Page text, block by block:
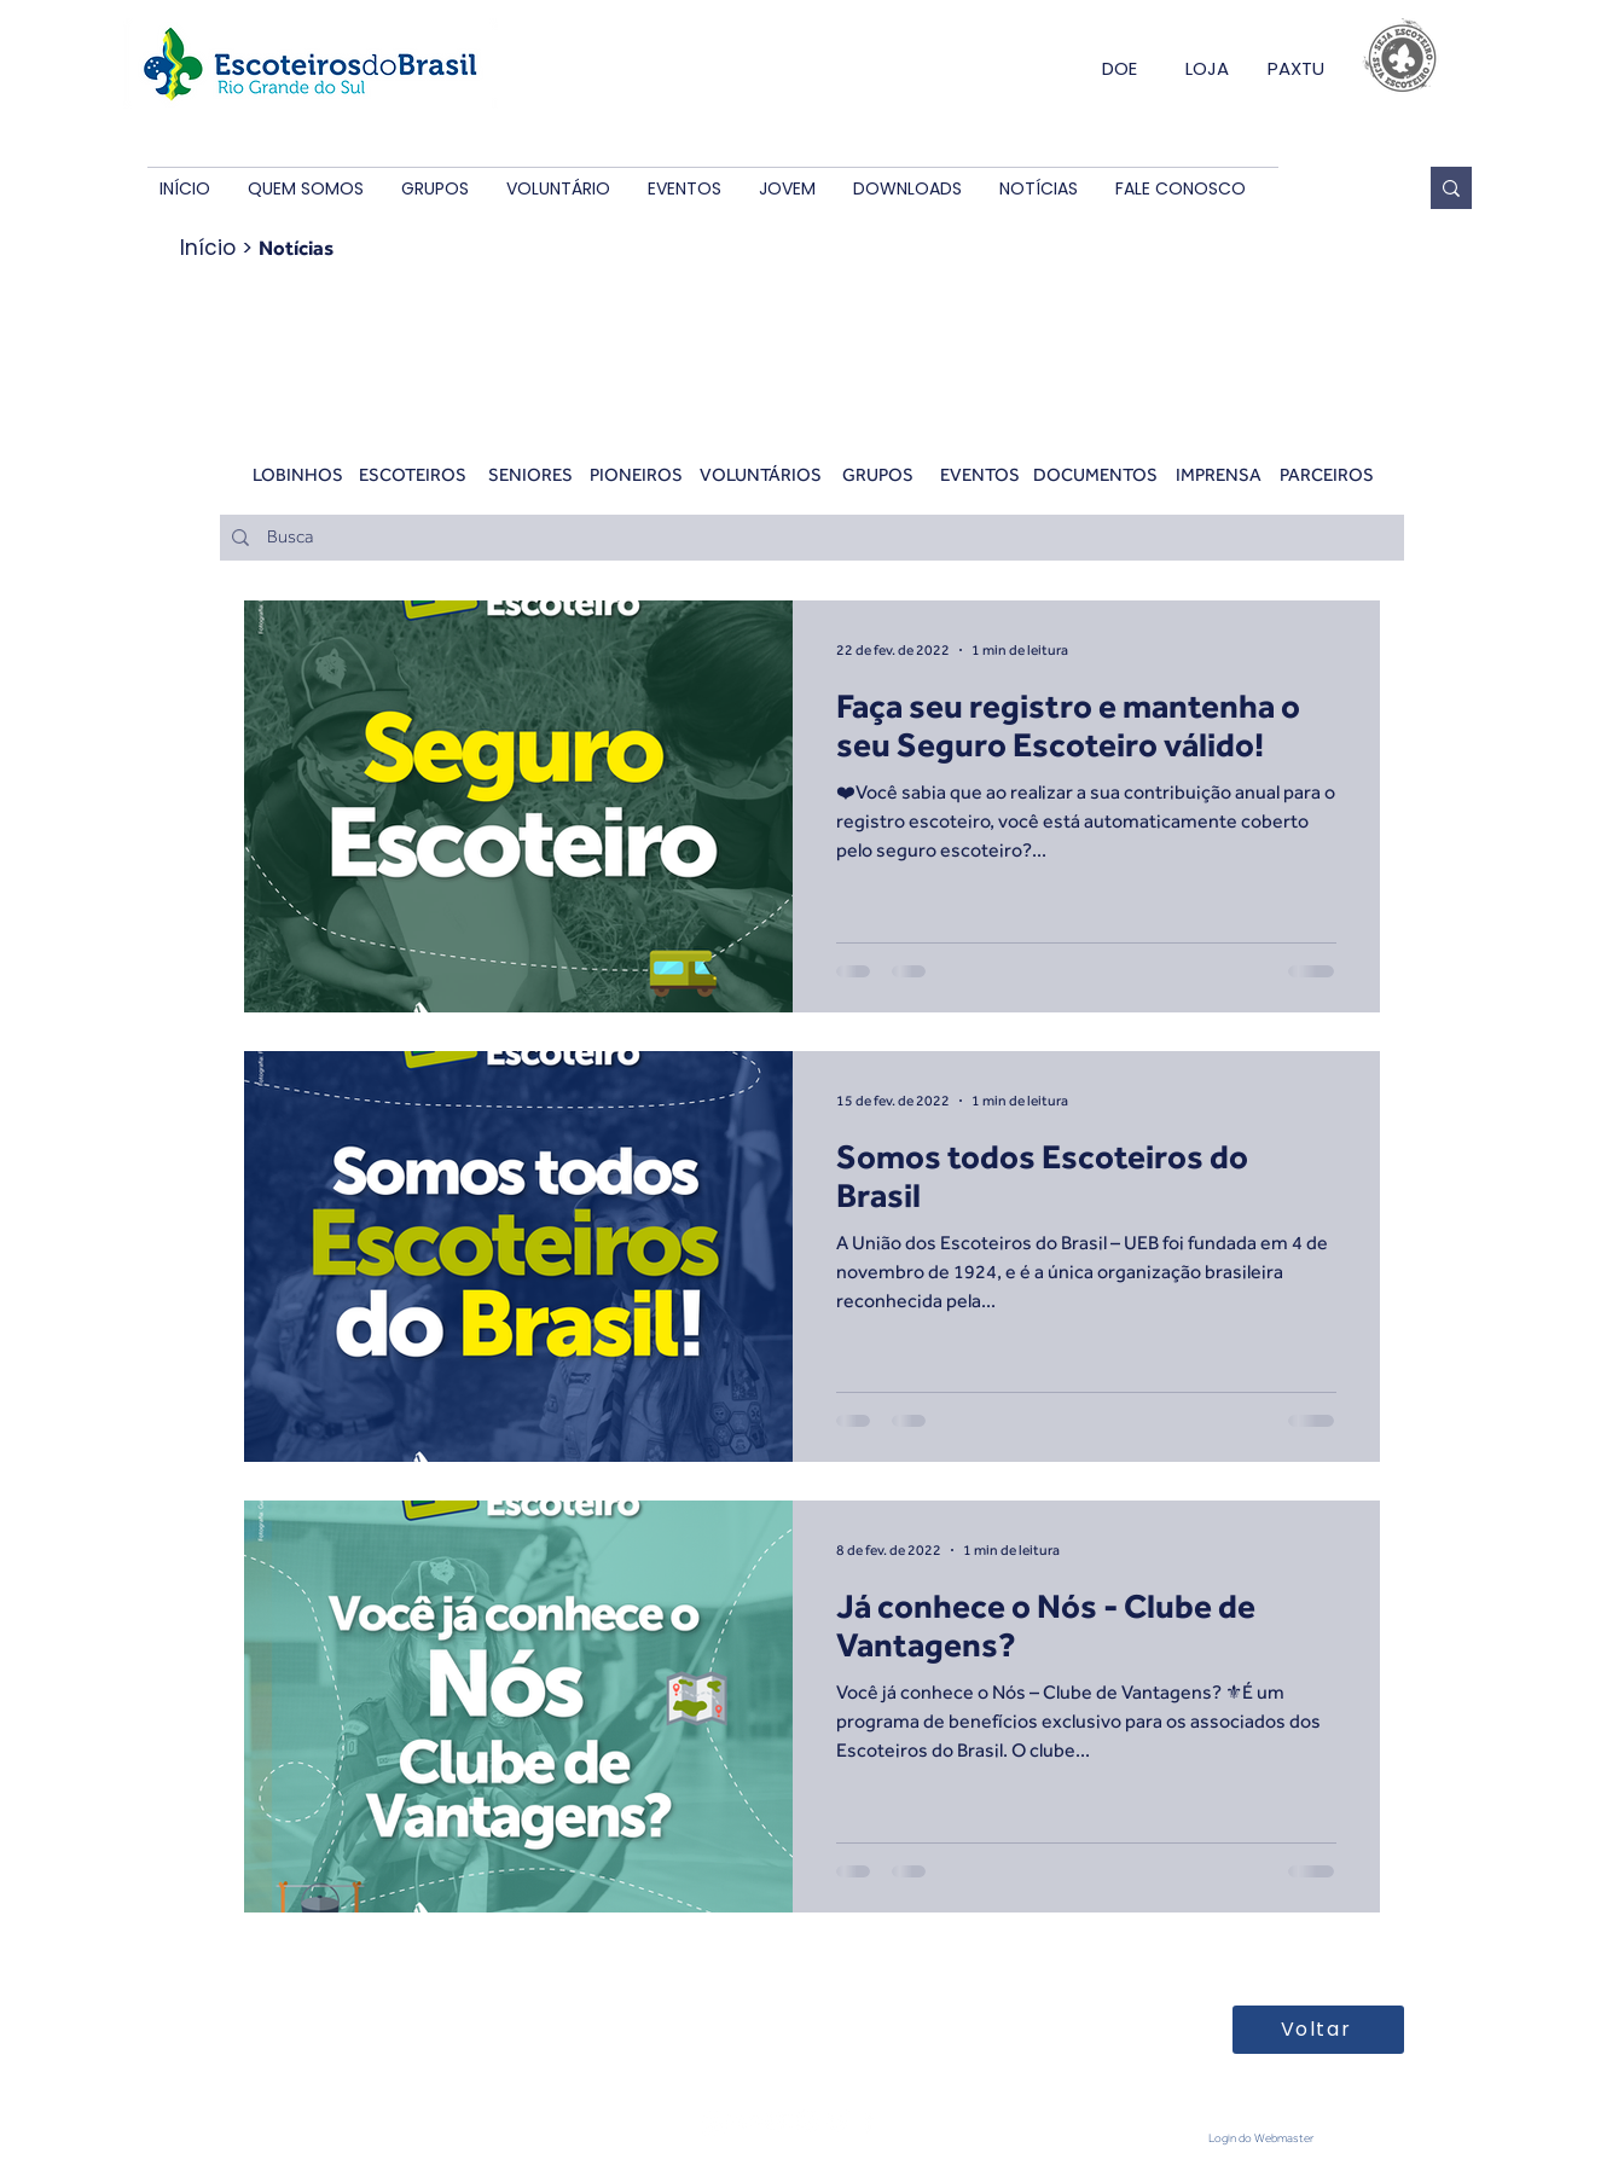
DOE LOJA PAXTU
INÍCIO QUEM SOMOS GRUPOS VOLUNTÁRIO EVENTOS JOVEM DOWNLOADS NOTÍCIAS FALE CONOSCO
Início > Notícias
LOBINHOS ESCOTEIROS SENIORES PIONEIROS VOLUNTÁRIOS GRUPOS EVENTOS DOCUMENTOS IMPRENSA PARCEIROS
Faça seu registro e mantenha o
seu Seguro Escoteiro válido!
❤️Você sabia que ao realizar a sua contribuição anual para o
registro escoteiro, você está automaticamente coberto
pelo seguro escoteiro?...
22 de fev. de 2022 1 min de leitura
Somos todos Escoteiros do
Brasil
A União dos Escoteiros do Brasil – UEB foi fundada em 4 de
novembro de 1924, e é a única organização brasileira
reconhecida pela...
15 de fev. de 2022 1 min de leitura
Já conhece o Nós - Clube de
Vantagens?
Você já conhece o Nós – Clube de Vantagens? ⚜️É um
programa de benefícios exclusivo para os associados dos
Escoteiros do Brasil. O clube...
8 de fev. de 2022 1 min de leitura
Voltar
Login do Webmaster